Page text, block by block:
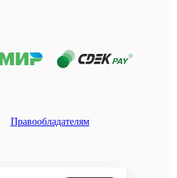
Правообладателям